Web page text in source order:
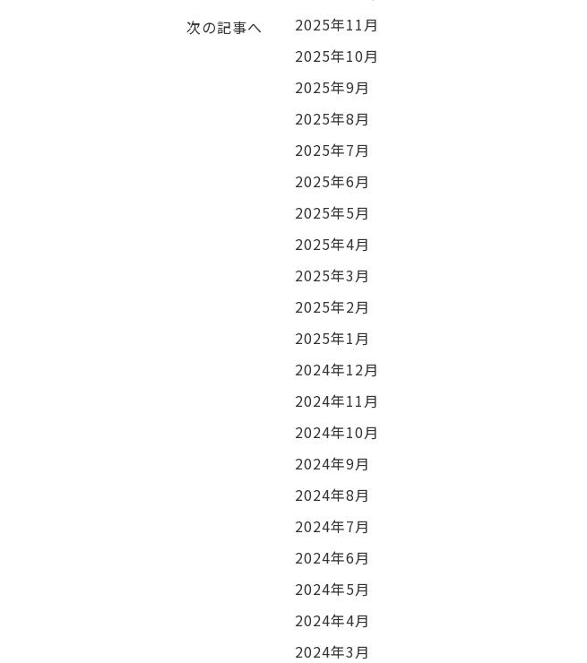
次の記事へ
2025年11月
2025年10月
2025年9月
2025年8月
2025年7月
2025年6月
2025年5月
2025年4月
2025年3月
2025年2月
2025年1月
2024年12月
2024年11月
2024年10月
2024年9月
2024年8月
2024年7月
2024年6月
2024年5月
2024年4月
2024年3月